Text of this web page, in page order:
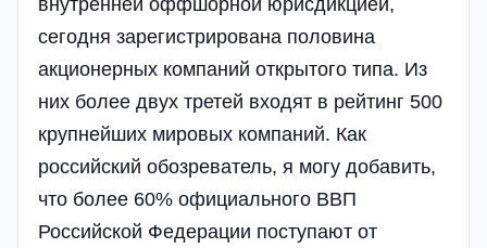
внутренней оффшорной юрисдикцией,
сегодня зарегистрирована половина
акционерных компаний открытого типа. Из
них более двух третей входят в рейтинг 500
крупнейших мировых компаний. Как
российский обозреватель, я могу добавить,
что более 60% официального ВВП
Российской Федерации поступают от